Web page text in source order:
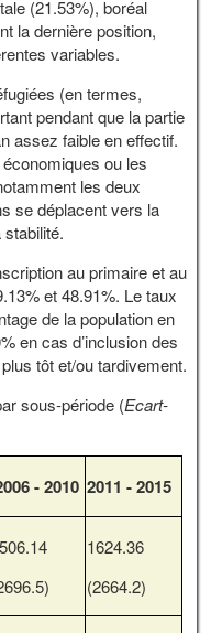
(21.53%), boréal
la dernière position,
variables.
(en termes,
pendant que la partie
assez faible en effectif.
ou les
les deux
se déplacent vers la
au primaire et au
et 48.91%. Le taux
de la population en
en cas d’inclusion des
tôt et/ou tardivement.
sous-période (Ecart-
- 2010 2011 - 2015
1624.36
(2664.2)